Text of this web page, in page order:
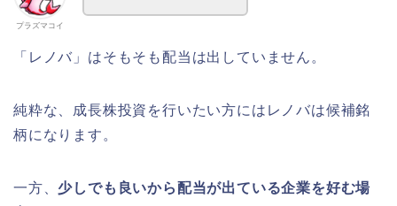
プラズマコイ
「レノバ」はそもそも配当は出していません。
純粋な、成長株投資を行いたい方にはレノバは候補銘
柄になります。
一方、 少しでも良いから配当が出ている企業を好む場